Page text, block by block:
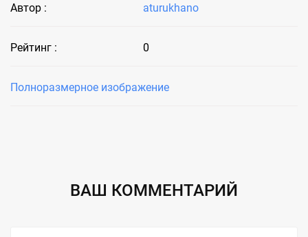
Автор : aturukhano
Рейтинг : 0
Полноразмерное изображение
ВАШ КОММЕНТАРИЙ